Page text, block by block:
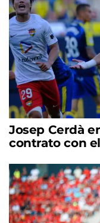
Josep Cerdà
contrato con